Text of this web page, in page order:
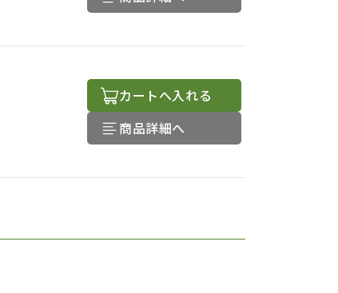
カートへ入れる
商品詳細へ